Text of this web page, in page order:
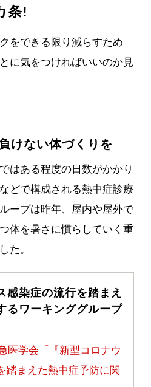
条!
をできる限り減らすため
に気をつければいいのか見
けない体づくりを
はある程度の日数がかかり
どで構成される熱中症診療
ープは昨年、屋内や屋外で
体を暑さに慣らしていく重
た。
感染症の流行を踏まえ
るワーキンググループ
医学会「『新型コロナウ
踏まえた熱中症予防に関